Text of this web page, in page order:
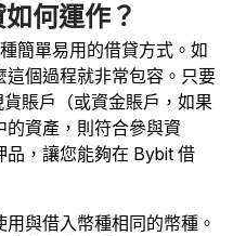
何運作？
簡單易用的借貸方式。如
個過程就非常包容。只要
賬戶（或資金賬戶，如果
資產，則符合參與資
，讓您能夠在 Bybit 借
與借入幣種相同的幣種。